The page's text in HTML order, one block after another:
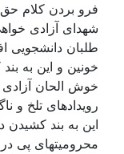
فرو بردن کلام
شهدای آزادی
طلبان دانشجویی
خونین و این به
خوش الحان آزادی
رویدادهای تلخ و
این به بند کشیدن
محرومیتهای پی در